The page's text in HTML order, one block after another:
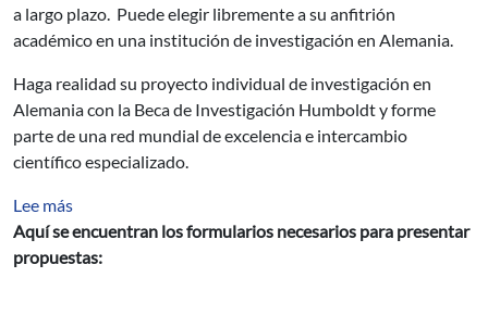
a largo plazo. Puede elegir libremente a su anfitrión
académico en una institución de investigación en Alemania.
Haga realidad su proyecto individual de investigación en
Alemania con la Beca de Investigación Humboldt y forme
parte de una red mundial de excelencia e intercambio
científico especializado.
Lee mássobre Actividades - Unidad de Extensión
Aquí se encuentran los formularios necesarios para presentar
propuestas: